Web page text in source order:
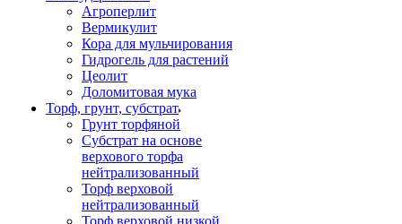
Агроперлит
Вермикулит
Кора для мульчирования
Гидрогель для растений
Цеолит
Доломитовая мука
Торф, грунт, субстрат
Грунт торфяной
Субстрат на основе
верхового торфа
нейтрализованный
Торф верховой
нейтрализованный
Торф верховой низкой